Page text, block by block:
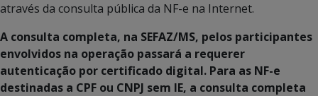
através da consulta pública da NF-e na Internet.
A consulta completa, na SEFAZ/MS, pelos participantes
envolvidos na operação passará a requerer
autenticação por certificado digital. Para as NF-e
destinadas a CPF ou CNPJ sem IE, a consulta completa